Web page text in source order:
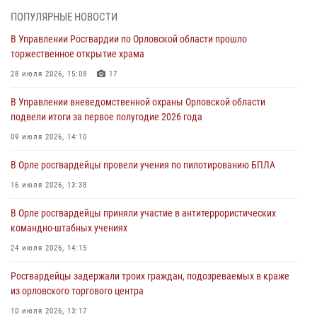
первое полугодие
05 августа 2026, 13:12
совершении противоправных действий
04 августа 2026, 14:21
04 августа 2026, 14:06
предоставлении госуслуг
03 августа 2026, 14:30
ПОПУЛЯРНЫЕ НОВОСТИ
В Управлении Росгвардии по Орловской области прошло
торжественное открытие храма
28 июля 2026, 15:08 17
В Управлении вневедомственной охраны Орловской области
подвели итоги за первое полугодие 2026 года
09 июля 2026, 14:10
В Орле росгвардейцы провели учения по пилотированию БПЛА
16 июля 2026, 13:38
В Орле росгвардейцы приняли участие в антитеррористических
командно-штабных учениях
24 июля 2026, 14:15
Росгвардейцы задержали троих граждан, подозреваемых в краже
из орловского торгового центра
10 июля 2026, 13:17